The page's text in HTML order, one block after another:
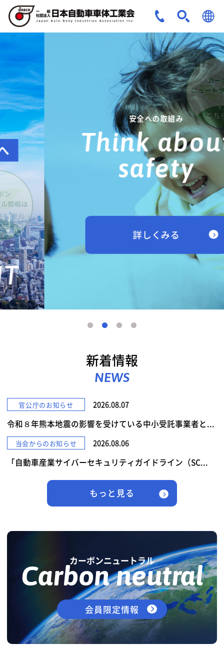
JPN
ENG
安全への取組み
Think about
safety
詳しくみる
新着情報
NEWS
官公庁のお知らせ 2026.08.07
令和８年熊本地震の影響を受けている中小受託事業者と...
当会からのお知らせ 2026.08.06
「自動車産業サイバーセキュリティガイドライン（SC...
もっと見る
カーボンニュートラル
Carbon neutral
会員限定情報